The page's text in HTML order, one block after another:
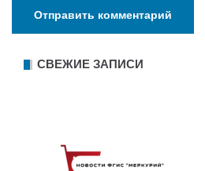
СВЕЖИЕ ЗАПИСИ